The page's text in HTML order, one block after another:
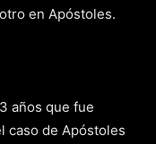
en Apóstoles.
años que fue
caso de Apóstoles